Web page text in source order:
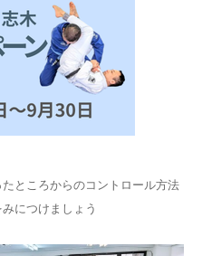
ところからのコントロール方法
につけましょう